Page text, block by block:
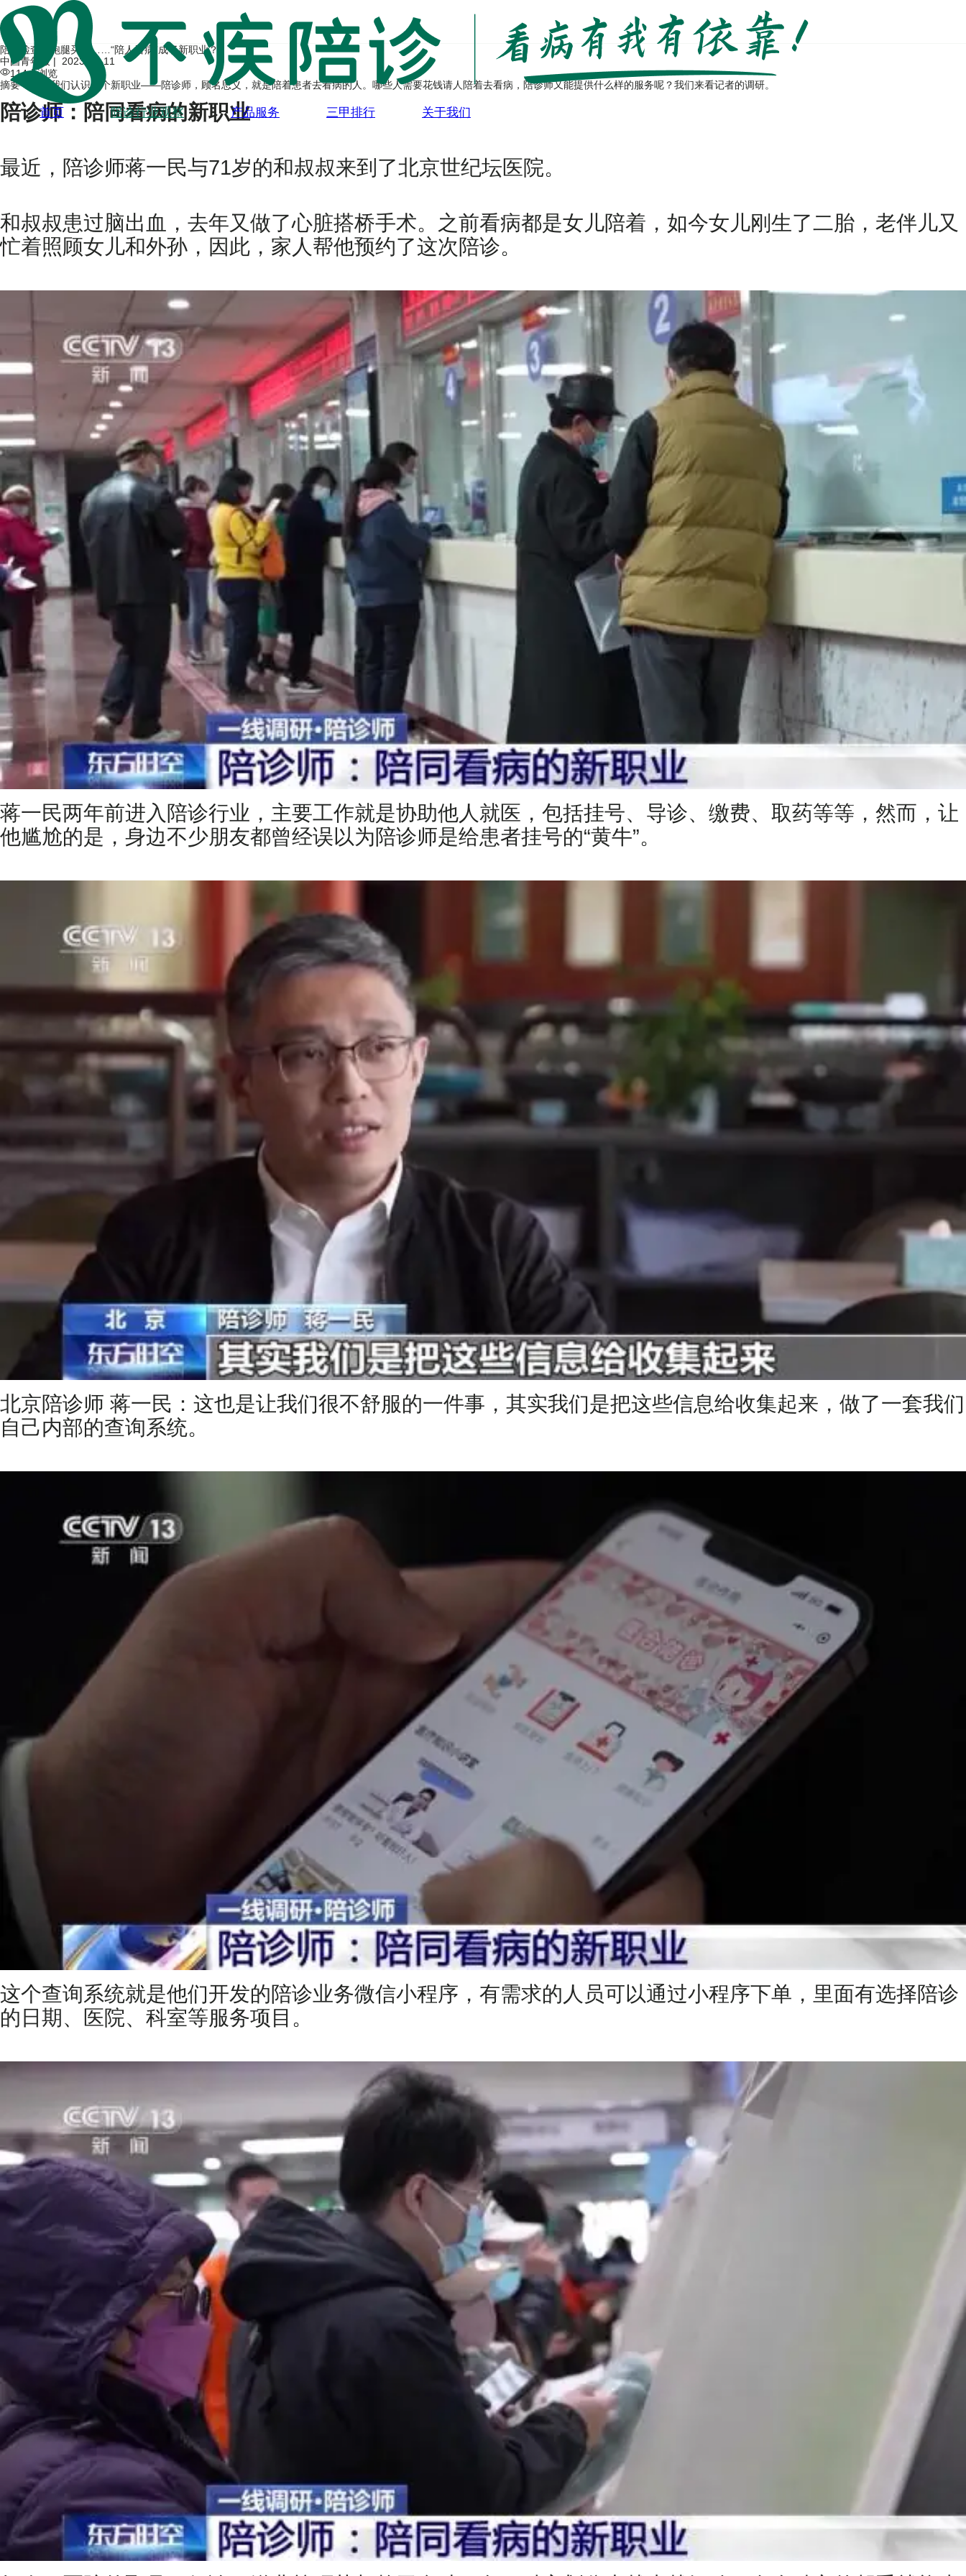
首页 陪诊行业观察 产品服务 三甲排行 关于我们
陪同检查、跑腿买药……“陪人看病”成了新职业？
中国青年报 | 2023-04-11
114人浏览
摘要：今天我们认识一个新职业——陪诊师，顾名思义，就是陪着患者去看病的人。哪些人需要花钱请人陪着去看病，陪诊师又能提供什么样的服务呢？我们来看记者的调研。
陪诊师：陪同看病的新职业
最近，陪诊师蒋一民与71岁的和叔叔来到了北京世纪坛医院。
和叔叔患过脑出血，去年又做了心脏搭桥手术。之前看病都是女儿陪着，如今女儿刚生了二胎，老伴儿又
忙着照顾女儿和外孙，因此，家人帮他预约了这次陪诊。
蒋一民两年前进入陪诊行业，主要工作就是协助他人就医，包括挂号、导诊、缴费、取药等等，然而，让
他尴尬的是，身边不少朋友都曾经误以为陪诊师是给患者挂号的“黄牛”。
北京陪诊师 蒋一民：这也是让我们很不舒服的一件事，其实我们是把这些信息给收集起来，做了一套我们
自己内部的查询系统。
这个查询系统就是他们开发的陪诊业务微信小程序，有需求的人员可以通过小程序下单，里面有选择陪诊
的日期、医院、科室等服务项目。